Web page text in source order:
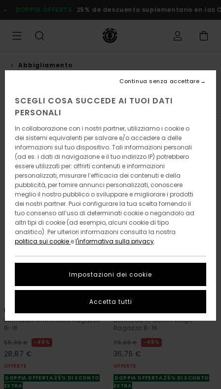
alla
selezione
griglie
OFFERTA 25% de descuento suplementario en las
Abbigliamento
Bermuda Pantaloni Felpe Giubbotti & Capi Spalla
Filtra e Ordina 10 Risultati
Salta
criteri
ricerca
visualizza
ordine
Howland Work 18.9"
Bermuda Chino Nero Ragazzo
8-16
55,00 € 48%
28,87 €
OFFERTE
DOPPIA OFFERTA 25% DI SCONTO
EXTRA
Bermuda in denim Beige
Ragazzo 8-16
70,00 € 48%
36,75 €
OFFERTE
DOPPIA OFFERTA 25% DI SCONTO
EXTRA
SCEGLI COSA SUCCEDE AI TUOI DATI
PERSONALI
In collaborazione con i nostri partner, utilizziamo i cookie o
dei sistemi equivalenti per salvare e/o accedere a delle
informazioni sul tuo dispositivo. Tali informazioni personali
(ad es. i dati di navigazione e il tuo indirizzo IP) potrebbero
essere utilizzati per: offrirti contenuti e informazioni
personalizzati, misurare l’efficacia dei contenuti e della
pubblicità, per fornire annunci personalizzati, conoscere
meglio il nostro pubblico o sviluppare e migliorare i prodotti
dei nostri partner. Puoi configurare la tua scelta fornendo il
tuo consenso all’uso di determinati cookie o negandolo ad
altri tipi di cookie (ad esempio, alcuni cookie di tipo
analitico). Per ulteriori informazioni consulta la nostra
politica sui cookie el'informativa sulla privacy.
Impostazioni dei cookie
Continua senza accettare
Accetta tutti